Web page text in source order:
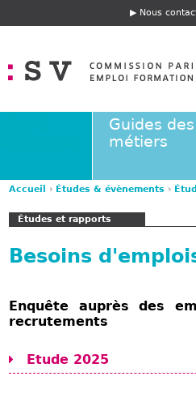
E
t
ê
e
Nous
Guides des
métiers
s
e
s
c
i
Accueil › Études & évènements ›
Études et rapports
Besoins
Enquête auprès des
recrutements
Etude 2025